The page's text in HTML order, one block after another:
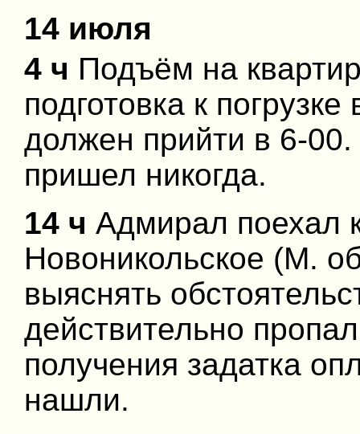
14 июля
4 ч Подъём на
подготовка к
должен прийти в 6-
пришел никогда.
14 ч Адмирал поехал
Новоникольское (М.
выяснять
действительно
получения задатка
нашли.